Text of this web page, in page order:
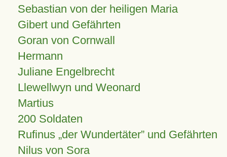
Sebastian von der heiligen Maria
Gibert und Gefährten
Goran von Cornwall
Hermann
Juliane Engelbrecht
Llewellwyn und Weonard
Martius
200 Soldaten
Rufinus „der Wundertäter” und Gefährten
Nilus von Sora